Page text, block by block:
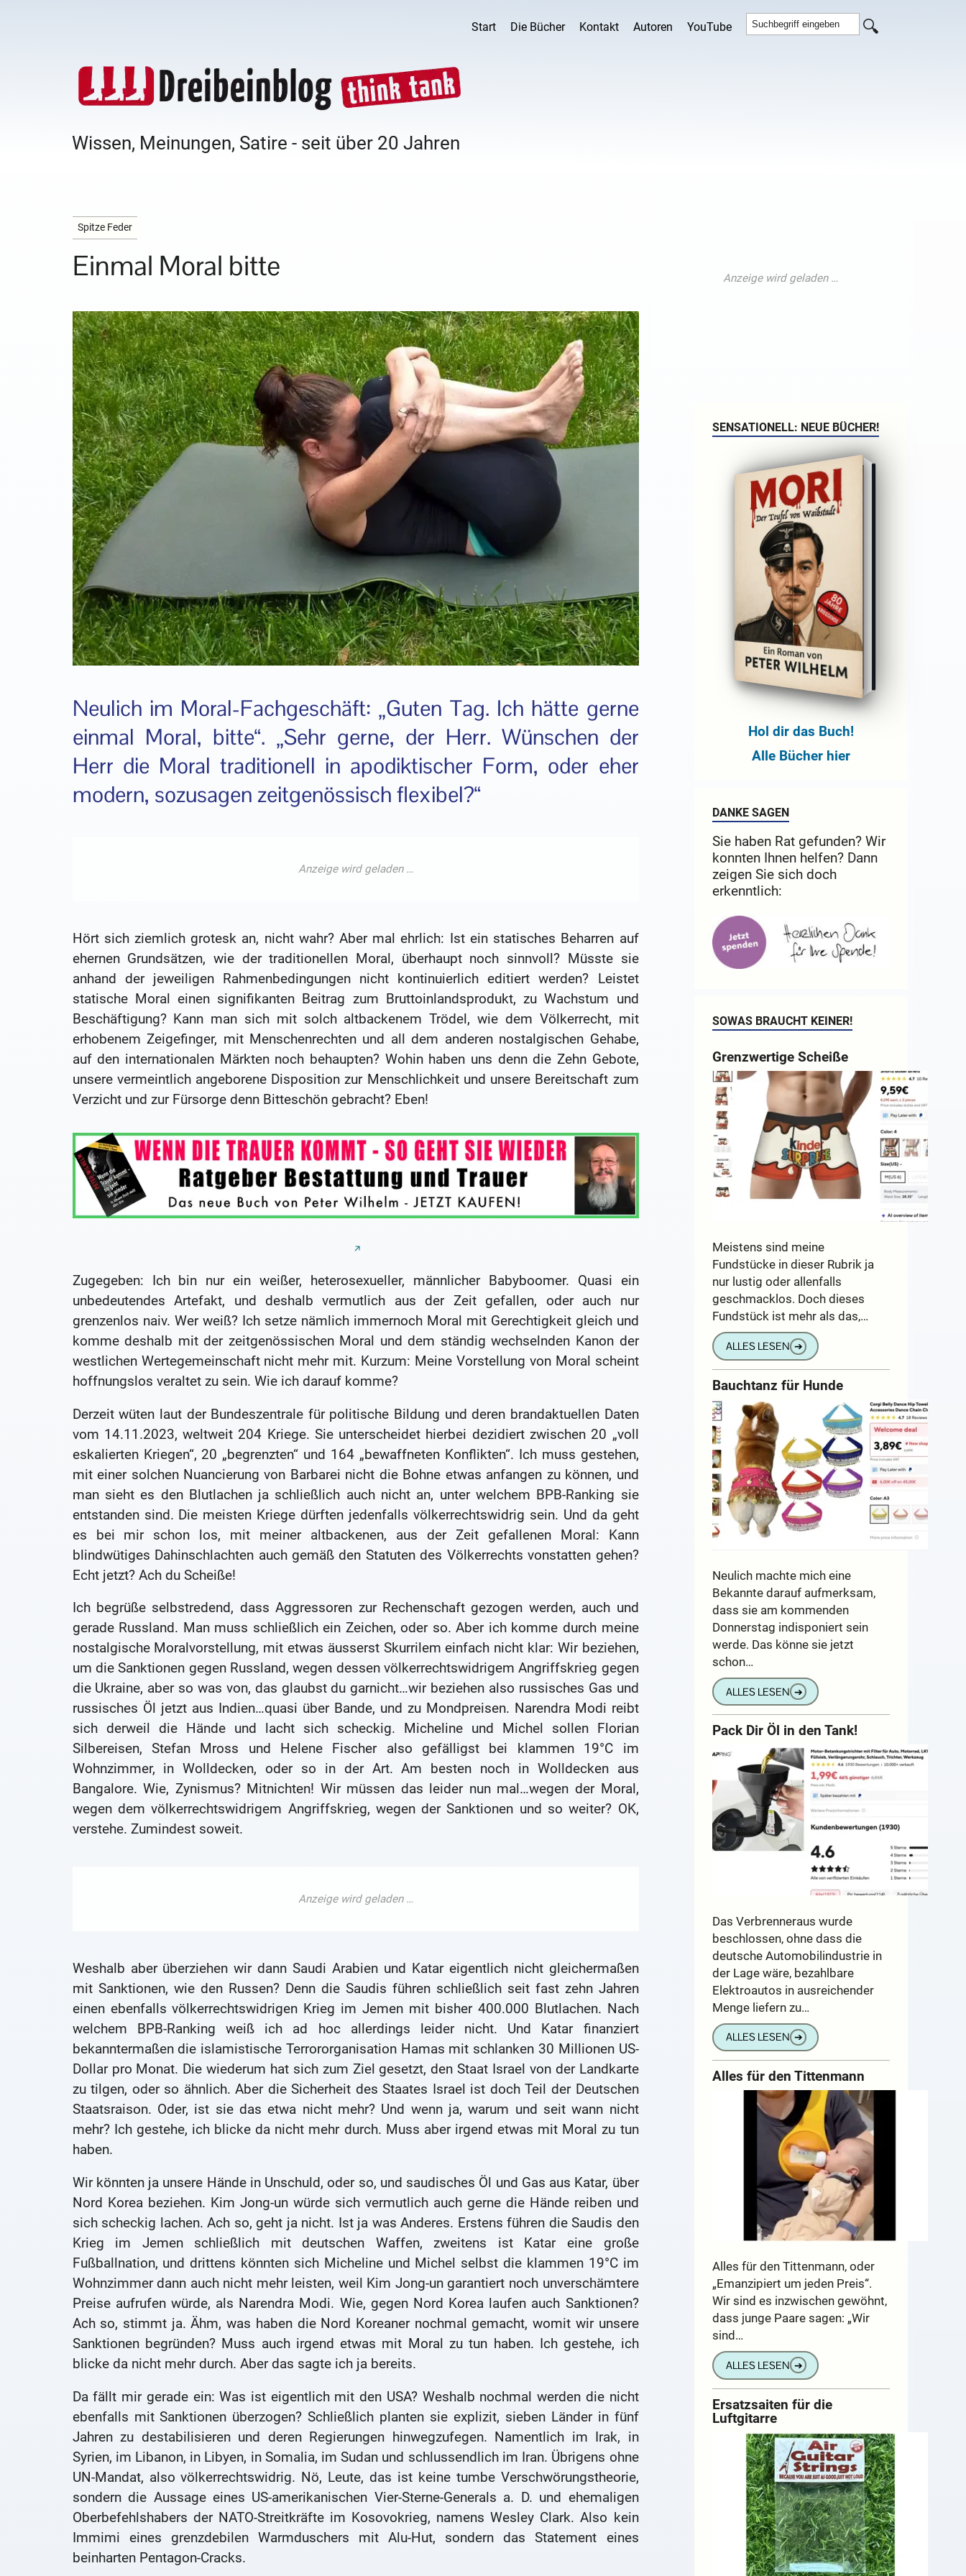
Start Die Bücher Kontakt Autoren YouTube
Wissen, Meinungen, Satire - seit über 20 Jahren
Spitze Feder
Einmal Moral bitte
Neulich im Moral-Fachgeschäft: „Guten Tag. Ich hätte gerne
einmal Moral, bitte“. „Sehr gerne, der Herr. Wünschen der
Herr die Moral traditionell in apodiktischer Form, oder eher
modern, sozusagen zeitgenössisch flexibel?“
Hört sich ziemlich grotesk an, nicht wahr? Aber mal ehrlich: Ist ein statisches Beharren auf
ehernen Grundsätzen, wie der traditionellen Moral, überhaupt noch sinnvoll? Müsste sie
anhand der jeweiligen Rahmenbedingungen nicht kontinuierlich editiert werden? Leistet
statische Moral einen signifikanten Beitrag zum Bruttoinlandsprodukt, zu Wachstum und
Beschäftigung? Kann man sich mit solch altbackenem Trödel, wie dem Völkerrecht, mit
erhobenem Zeigefinger, mit Menschenrechten und all dem anderen nostalgischen Gehabe,
auf den internationalen Märkten noch behaupten? Wohin haben uns denn die Zehn Gebote,
unsere vermeintlich angeborene Disposition zur Menschlichkeit und unsere Bereitschaft zum
Verzicht und zur Fürsorge denn Bitteschön gebracht? Eben!
Zugegeben: Ich bin nur ein weißer, heterosexueller, männlicher Babyboomer. Quasi ein
unbedeutendes Artefakt, und deshalb vermutlich aus der Zeit gefallen, oder auch nur
grenzenlos naiv. Wer weiß? Ich setze nämlich immernoch Moral mit Gerechtigkeit gleich und
komme deshalb mit der zeitgenössischen Moral und dem ständig wechselnden Kanon der
westlichen Wertegemeinschaft nicht mehr mit. Kurzum: Meine Vorstellung von Moral scheint
hoffnungslos veraltet zu sein. Wie ich darauf komme?
Derzeit wüten laut der Bundeszentrale für politische Bildung und deren brandaktuellen Daten
vom 14.11.2023, weltweit 204 Kriege. Sie unterscheidet hierbei dezidiert zwischen 20 „voll
eskalierten Kriegen“, 20 „begrenzten“ und 164 „bewaffneten Konflikten“. Ich muss gestehen,
mit einer solchen Nuancierung von Barbarei nicht die Bohne etwas anfangen zu können, und
man sieht es den Blutlachen ja schließlich auch nicht an, unter welchem BPB-Ranking sie
entstanden sind. Die meisten Kriege dürften jedenfalls völkerrechtswidrig sein. Und da geht
es bei mir schon los, mit meiner altbackenen, aus der Zeit gefallenen Moral: Kann
blindwütiges Dahinschlachten auch gemäß den Statuten des Völkerrechts vonstatten gehen?
Echt jetzt? Ach du Scheiße!
Ich begrüße selbstredend, dass Aggressoren zur Rechenschaft gezogen werden, auch und
gerade Russland. Man muss schließlich ein Zeichen, oder so. Aber ich komme durch meine
nostalgische Moralvorstellung, mit etwas äusserst Skurrilem einfach nicht klar: Wir beziehen,
um die Sanktionen gegen Russland, wegen dessen völkerrechtswidrigem Angriffskrieg gegen
die Ukraine, aber so was von, das glaubst du garnicht…wir beziehen also russisches Gas und
russisches Öl jetzt aus Indien…quasi über Bande, und zu Mondpreisen. Narendra Modi reibt
sich derweil die Hände und lacht sich scheckig. Micheline und Michel sollen Florian
Silbereisen, Stefan Mross und Helene Fischer also gefälligst bei klammen 19°C im
Wohnzimmer, in Wolldecken, oder so in der Art. Am besten noch in Wolldecken aus
Bangalore. Wie, Zynismus? Mitnichten! Wir müssen das leider nun mal…wegen der Moral,
wegen dem völkerrechtswidrigem Angriffskrieg, wegen der Sanktionen und so weiter? OK,
verstehe. Zumindest soweit.
Weshalb aber überziehen wir dann Saudi Arabien und Katar eigentlich nicht gleichermaßen
mit Sanktionen, wie den Russen? Denn die Saudis führen schließlich seit fast zehn Jahren
einen ebenfalls völkerrechtswidrigen Krieg im Jemen mit bisher 400.000 Blutlachen. Nach
welchem BPB-Ranking weiß ich ad hoc allerdings leider nicht. Und Katar finanziert
bekanntermaßen die islamistische Terrororganisation Hamas mit schlanken 30 Millionen US-
Dollar pro Monat. Die wiederum hat sich zum Ziel gesetzt, den Staat Israel von der Landkarte
zu tilgen, oder so ähnlich. Aber die Sicherheit des Staates Israel ist doch Teil der Deutschen
Staatsraison. Oder, ist sie das etwa nicht mehr? Und wenn ja, warum und seit wann nicht
mehr? Ich gestehe, ich blicke da nicht mehr durch. Muss aber irgend etwas mit Moral zu tun
haben.
Wir könnten ja unsere Hände in Unschuld, oder so, und saudisches Öl und Gas aus Katar, über
Nord Korea beziehen. Kim Jong-un würde sich vermutlich auch gerne die Hände reiben und
sich scheckig lachen. Ach so, geht ja nicht. Ist ja was Anderes. Erstens führen die Saudis den
Krieg im Jemen schließlich mit deutschen Waffen, zweitens ist Katar eine große
Fußballnation, und drittens könnten sich Micheline und Michel selbst die klammen 19°C im
Wohnzimmer dann auch nicht mehr leisten, weil Kim Jong-un garantiert noch unverschämtere
Preise aufrufen würde, als Narendra Modi. Wie, gegen Nord Korea laufen auch Sanktionen?
Ach so, stimmt ja. Ähm, was haben die Nord Koreaner nochmal gemacht, womit wir unsere
Sanktionen begründen? Muss auch irgend etwas mit Moral zu tun haben. Ich gestehe, ich
blicke da nicht mehr durch. Aber das sagte ich ja bereits.
Da fällt mir gerade ein: Was ist eigentlich mit den USA? Weshalb nochmal werden die nicht
ebenfalls mit Sanktionen überzogen? Schließlich planten sie explizit, sieben Länder in fünf
Jahren zu destabilisieren und deren Regierungen hinwegzufegen. Namentlich im Irak, in
Syrien, im Libanon, in Libyen, in Somalia, im Sudan und schlussendlich im Iran. Übrigens ohne
UN-Mandat, also völkerrechtswidrig. Nö, Leute, das ist keine tumbe Verschwörungstheorie,
sondern die Aussage eines US-amerikanischen Vier-Sterne-Generals a. D. und ehemaligen
Oberbefehlshabers der NATO-Streitkräfte im Kosovokrieg, namens Wesley Clark. Also kein
Immimi eines grenzdebilen Warmduschers mit Alu-Hut, sondern das Statement eines
beinharten Pentagon-Cracks.
SENSATIONELL: NEUE BÜCHER!
Hol dir das Buch!
Alle Bücher hier
DANKE SAGEN
Sie haben Rat gefunden? Wir
konnten Ihnen helfen? Dann
zeigen Sie sich doch
erkenntlich:
SOWAS BRAUCHT KEINER!
Grenzwertige Scheiße
Meistens sind meine
Fundstücke in dieser Rubrik ja
nur lustig oder allenfalls
geschmacklos. Doch dieses
Fundstück ist mehr als das,…
ALLES LESEN ➔
Bauchtanz für Hunde
Neulich machte mich eine
Bekannte darauf aufmerksam,
dass sie am kommenden
Donnerstag indisponiert sein
werde. Das könne sie jetzt
schon…
ALLES LESEN ➔
Pack Dir Öl in den Tank!
Das Verbrenneraus wurde
beschlossen, ohne dass die
deutsche Automobilindustrie in
der Lage wäre, bezahlbare
Elektroautos in ausreichender
Menge liefern zu…
ALLES LESEN ➔
Alles für den Tittenmann
Alles für den Tittenmann, oder
„Emanzipiert um jeden Preis“.
Wir sind es inzwischen gewöhnt,
dass junge Paare sagen: „Wir
sind…
ALLES LESEN ➔
Ersatzsaiten für die
Luftgitarre